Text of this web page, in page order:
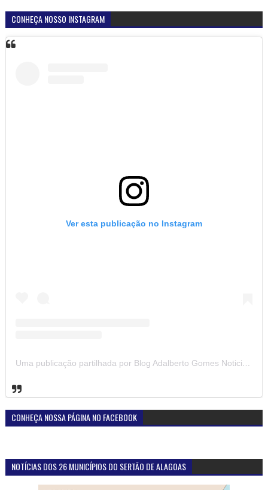
CONHEÇA NOSSO INSTAGRAM
Ver esta publicação no Instagram
Uma publicação partilhada por Blog Adalberto Gomes Noticias (@blogadalbertogomesnoticiass)
CONHEÇA NOSSA PÁGINA NO FACEBOOK
NOTÍCIAS DOS 26 MUNICÍPIOS DO SERTÃO DE ALAGOAS